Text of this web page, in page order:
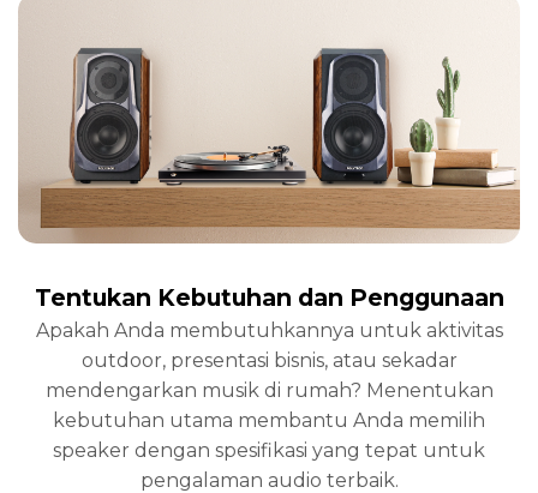
Tentukan Kebutuhan dan Penggunaan
Apakah Anda membutuhkannya untuk aktivitas
outdoor, presentasi bisnis, atau sekadar
mendengarkan musik di rumah? Menentukan
kebutuhan utama membantu Anda memilih
speaker dengan spesifikasi yang tepat untuk
pengalaman audio terbaik.